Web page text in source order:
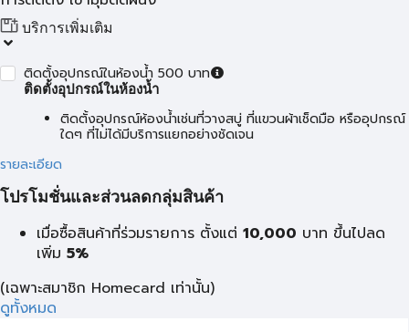
บริการเพิ่มเติม
ติดตั้งอุปกรณ์ในห้องน้ำ 500 บาท
ติดตั้งอุปกรณ์ในห้องน้ำ
ติดตั้งอุปกรณ์ห้องน้ำเช่นที่วางสบู่ ที่แขวนผ้าเช็ดมือ หรืออุปกรณ์
ใดๆ ที่ไม่ได้มีบริการแยกอย่างชัดเจน
รายละเอียด
โปรโมชั่นและส่วนลดกลุ่มสินค้า
เมื่อซื้อสินค้าที่ร่วมรายการ ตั้งแต่ 10,000 บาท ขึ้นไปลด
เพิ่ม 5%
(เฉพาะสมาชิก Homecard เท่านั้น)
ดูทั้งหมด